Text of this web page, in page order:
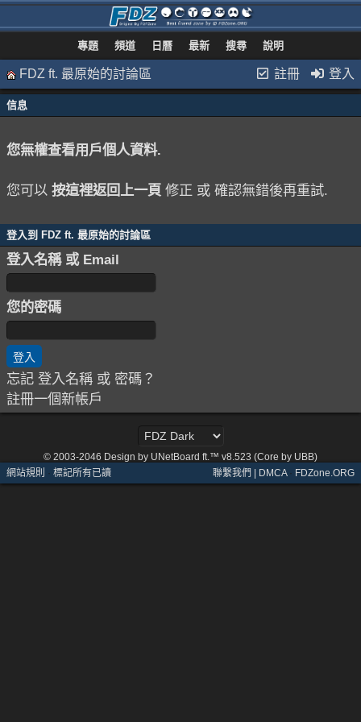
專題 頻道 日曆 最新 搜尋 說明
註冊 登入
FDZ ft. 最原始的討論區
信息
您無權查看用戶個人資料.
您可以 按這裡返回上一頁 修正 或 確認無錯後再重試.
登入到 FDZ ft. 最原始的討論區
登入名稱 或 Email
您的密碼
忘記 登入名稱 或 密碼？
註冊一個新帳戶
© 2003-2046 Design by UNetBoard ft.™ v8.523 (Core by UBB)
網站規則 · 標記所有已讀 聯繫我們 | DMCA· FDZone.ORG